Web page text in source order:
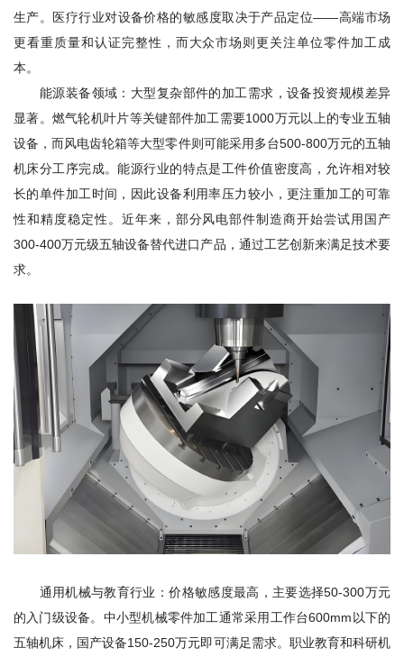
生产。医疗行业对设备价格的敏感度取决于产品定位——高端市场
更看重质量和认证完整性，而大众市场则更关注单位零件加工成
本。
能源装备领域：大型复杂部件的加工需求，设备投资规模差异
显著。燃气轮机叶片等关键部件加工需要1000万元以上的专业五轴
设备，而风电齿轮箱等大型零件则可能采用多台500-800万元的五轴
机床分工序完成。能源行业的特点是工件价值密度高，允许相对较
长的单件加工时间，因此设备利用率压力较小，更注重加工的可靠
性和精度稳定性。近年来，部分风电部件制造商开始尝试用国产
300-400万元级五轴设备替代进口产品，通过工艺创新来满足技术要
求。
通用机械与教育行业：价格敏感度最高，主要选择50-300万元
的入门级设备。中小型机械零件加工通常采用工作台600mm以下的
五轴机床，国产设备150-250万元即可满足需求。职业教育和科研机